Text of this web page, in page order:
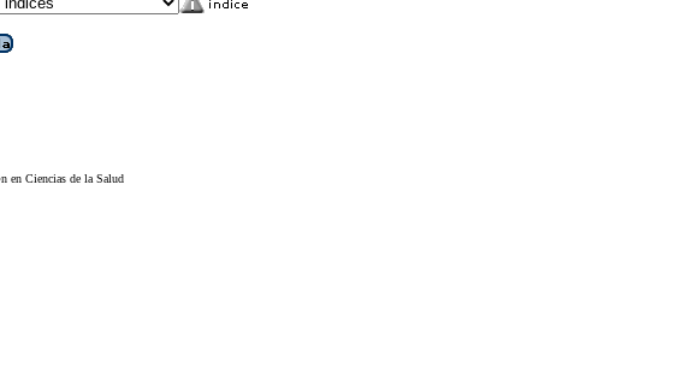
en Ciencias de la Salud